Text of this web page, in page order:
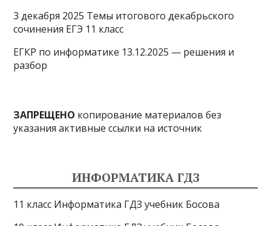
3 декабря 2025 Темы итогового декабрьского
сочинения ЕГЭ 11 класс
ЕГКР по информатике 13.12.2025 — решения и
разбор
ЗАПРЕЩЕНО копирование материалов без
указания активные ссылки на источник
ИНФОРМАТИКА ГДЗ
11 класс Информатика ГДЗ учебник Босова